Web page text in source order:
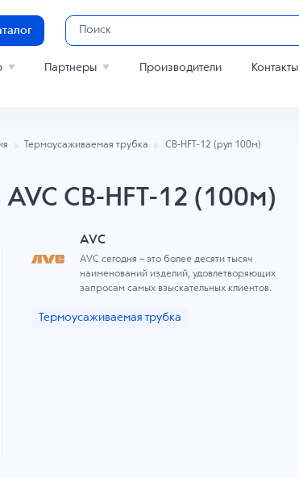
Партнеры Производители Контакты
Термоусаживаемая трубка CB-HFT-12 (рул 100м)
CB-HFT-12 (100м)
AVC
AVC сегодня – это более десяти тысяч
наименований изделий, удовлетворяющих
запросам самых взыскательных клиентов.
Термоусаживаемая трубка